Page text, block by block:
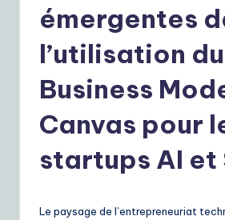
o
émergentes
l’utilisation du
Business
Canvas pour
startups AI et
Le paysage de l’entrepreneuriat